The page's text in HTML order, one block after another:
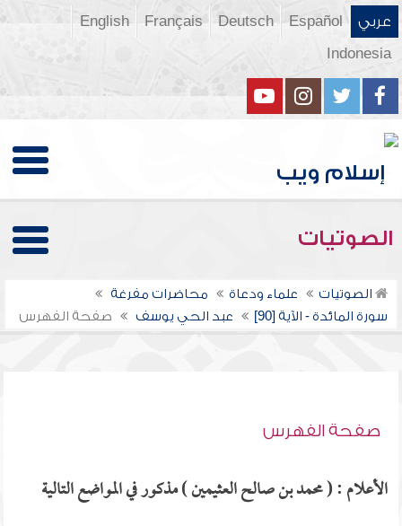
عربي Español
Deutsch
Français
English
Indonesia
الصوتيات
الصوتيات علماء ودعاة
محاضرات مفرغة
سورة المائدة - الآية [90]
عبد الحي يوسف صفحة الفهرس
صفحة الفهرس
الأعلام : ( محمد بن صالح العثيمين ) مذكور في المواضع التالية